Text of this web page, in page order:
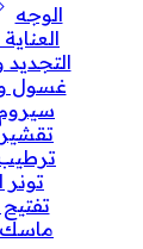
الوجه
التجديد
غسول
تونر
ماسك